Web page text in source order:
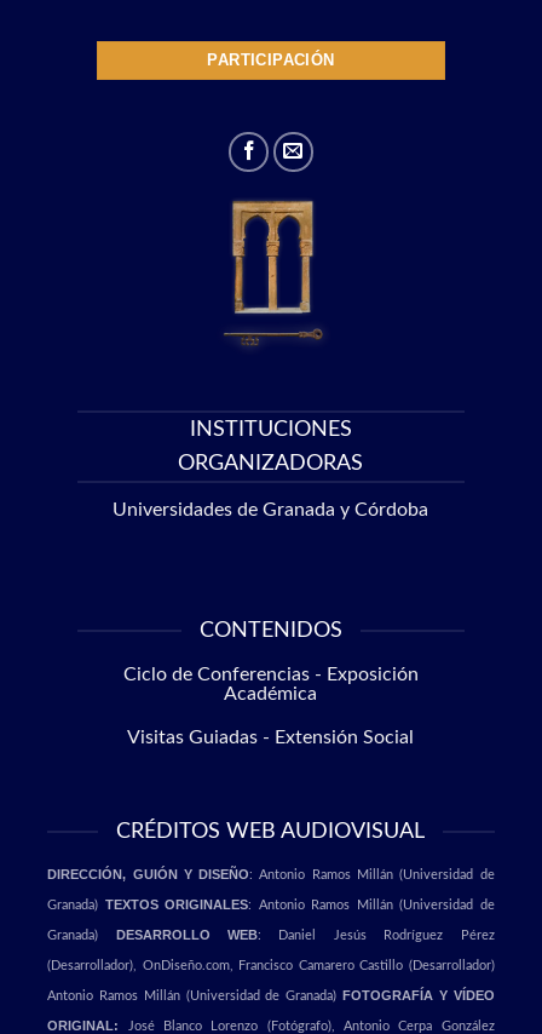
PARTICIPACIÓN
INSTITUCIONES
ORGANIZADORAS
Universidades de Granada y Córdoba
CONTENIDOS
Ciclo de Conferencias - Exposición
Académica
Visitas Guiadas - Extensión Social
CRÉDITOS WEB AUDIOVISUAL
DIRECCIÓN, GUIÓN Y DISEÑO: Antonio Ramos Millán (Universidad de
Granada) TEXTOS ORIGINALES: Antonio Ramos Millán (Universidad de
Granada) DESARROLLO WEB: Daniel Jesús Rodríguez Pérez
(Desarrollador), OnDiseño.com, Francisco Camarero Castillo (Desarrollador)
Antonio Ramos Millán (Universidad de Granada) FOTOGRAFÍA Y VÍDEO
ORIGINAL: José Blanco Lorenzo (Fotógrafo), Antonio Cerpa González